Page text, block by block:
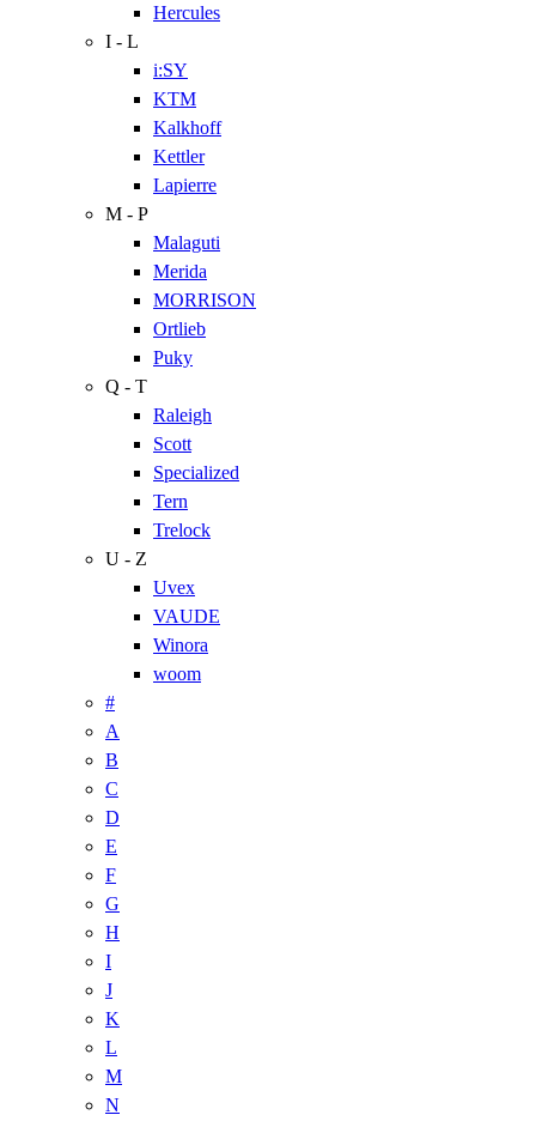
Hercules
I - L
i:SY
KTM
Kalkhoff
Kettler
Lapierre
M - P
Malaguti
Merida
MORRISON
Ortlieb
Puky
Q - T
Raleigh
Scott
Specialized
Tern
Trelock
U - Z
Uvex
VAUDE
Winora
woom
#
A
B
C
D
E
F
G
H
I
J
K
L
M
N